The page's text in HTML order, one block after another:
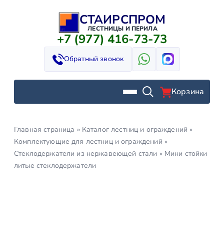
СТАИРСПРОМ
ЛЕСТНИЦЫ И ПЕРИЛА
+7 (977) 416-73-73
Обратный звонок
Корзина
Главная страница » Каталог лестниц и ограждений »
Комплектующие для лестниц и ограждений »
Стеклодержатели из нержавеющей стали » Мини стойки
литые стеклодержатели